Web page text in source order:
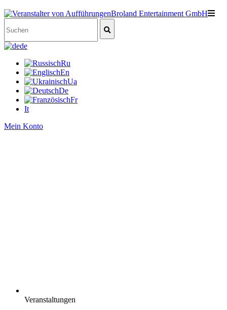
de
Ru
En
Ua
De
Fr
It
Mein Konto
Veranstaltungen